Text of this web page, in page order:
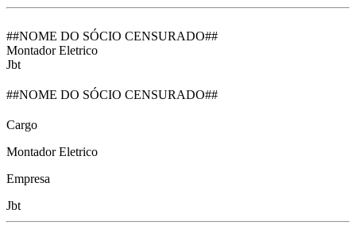
##NOME DO SÓCIO CENSURADO##
Montador Eletrico
Jbt
##NOME DO SÓCIO CENSURADO##
Cargo
Montador Eletrico
Empresa
Jbt